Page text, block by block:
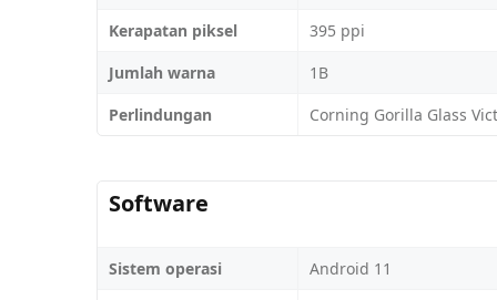
Kerapatan piksel
395 ppi
Jumlah warna
1B
Perlindungan
Corning Gorilla Glass
Software
Sistem operasi
Android 11